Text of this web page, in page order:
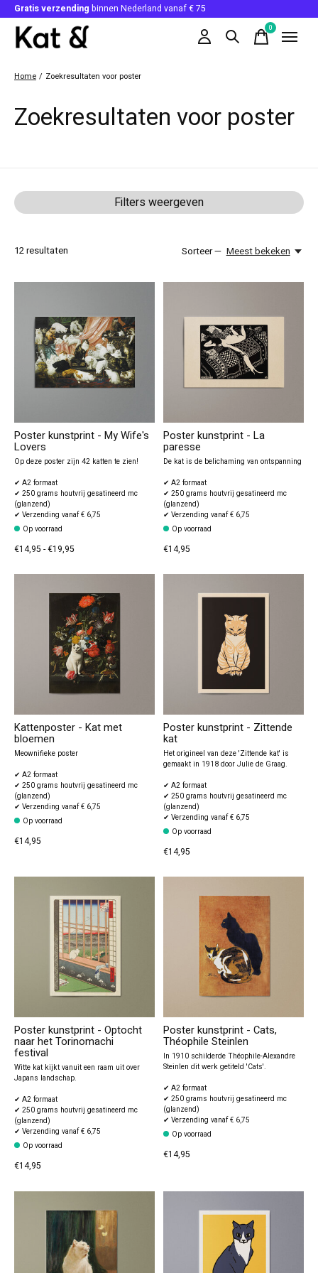
Gratis verzending binnen Nederland vanaf € 75
0items
Home / Zoekresultaten voor poster
Zoekresultaten voor poster
Filters weergeven
12resultaten Sorteer — Meest bekeken
Poster kunstprint - My Wife's
Lovers
Op deze poster zijn 42 katten te zien!
✔ A2 formaat
✔ 250 grams houtvrij gesatineerd mc
(glanzend)
✔ Verzending vanaf € 6,75
Op voorraad
€14,95 - €19,95
Poster kunstprint - La
paresse
De kat is de belichaming van ontspanning
✔ A2 formaat
✔ 250 grams houtvrij gesatineerd mc
(glanzend)
✔ Verzending vanaf € 6,75
Op voorraad
€14,95
Kattenposter - Kat met
bloemen
Meownifieke poster
✔ A2 formaat
✔ 250 grams houtvrij gesatineerd mc
(glanzend)
✔ Verzending vanaf € 6,75
Op voorraad
€14,95
Poster kunstprint - Zittende
kat
Het origineel van deze 'Zittende kat' is
gemaakt in 1918 door Julie de Graag.
✔ A2 formaat
✔ 250 grams houtvrij gesatineerd mc
(glanzend)
✔ Verzending vanaf € 6,75
Op voorraad
€14,95
Poster kunstprint - Optocht
naar het Torinomachi
festival
Witte kat kijkt vanuit een raam uit over
Japans landschap.
✔ A2 formaat
✔ 250 grams houtvrij gesatineerd mc
(glanzend)
✔ Verzending vanaf € 6,75
Op voorraad
€14,95
Poster kunstprint - Cats,
Théophile Steinlen
In 1910 schilderde Théophile-Alexandre
Steinlen dit werk getiteld 'Cats'.
✔ A2 formaat
✔ 250 grams houtvrij gesatineerd mc
(glanzend)
✔ Verzending vanaf € 6,75
Op voorraad
€14,95